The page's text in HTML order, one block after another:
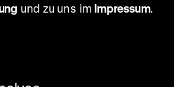
Spieker (Gestaltung)
und zu uns im Impressum.